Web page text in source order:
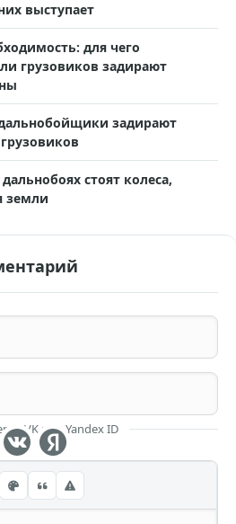
выступает
для чего
грузовиков задирают
задирают
стоят колеса,
земли
VK или Yandex ID